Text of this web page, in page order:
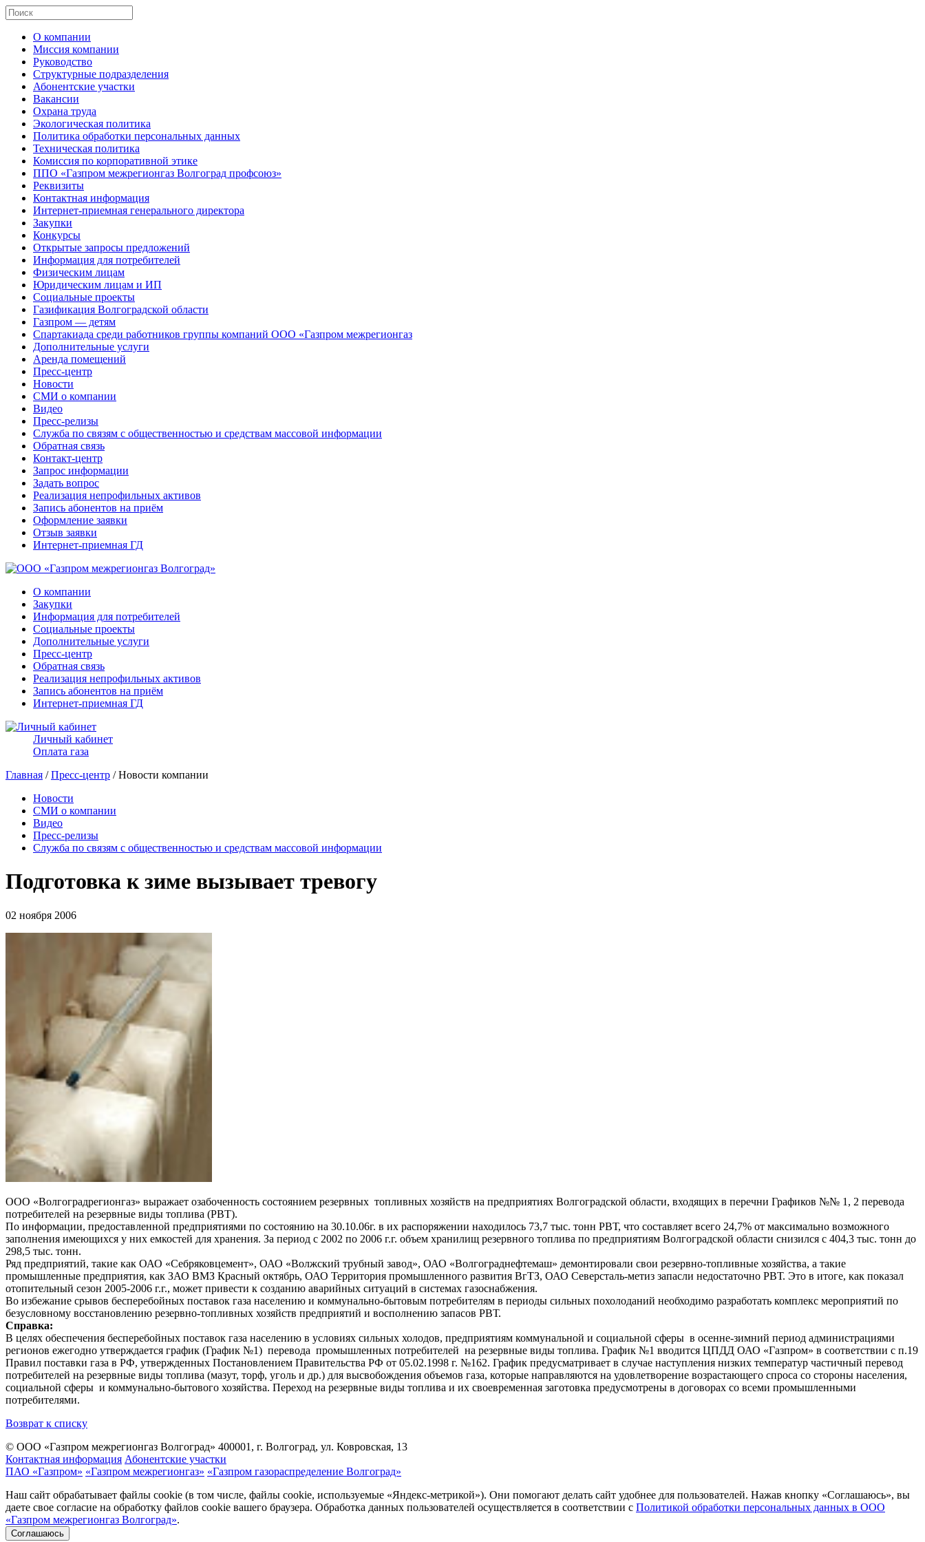
О компании
Миссия компании
Руководство
Структурные подразделения
Абонентские участки
Вакансии
Охрана труда
Экологическая политика
Политика обработки персональных данных
Техническая политика
Комиссия по корпоративной этике
ППО «Газпром межрегионгаз Волгоград профсоюз»
Реквизиты
Контактная информация
Интернет-приемная генерального директора
Закупки
Конкурсы
Открытые запросы предложений
Информация для потребителей
Физическим лицам
Юридическим лицам и ИП
Социальные проекты
Газификация Волгоградской области
Газпром — детям
Спартакиада среди работников группы компаний ООО «Газпром межрегионгаз
Дополнительные услуги
Аренда помещений
Пресс-центр
Новости
СМИ о компании
Видео
Пресс-релизы
Служба по связям с общественностью и средствам массовой информации
Обратная связь
Контакт-центр
Запрос информации
Задать вопрос
Реализация непрофильных активов
Запись абонентов на приём
Оформление заявки
Отзыв заявки
Интернет-приемная ГД
О компании
Закупки
Информация для потребителей
Социальные проекты
Дополнительные услуги
Пресс-центр
Обратная связь
Реализация непрофильных активов
Запись абонентов на приём
Интернет-приемная ГД
Личный кабинет
Оплата газа
Главная /Пресс-центр / Новости компании
Новости
СМИ о компании
Видео
Пресс-релизы
Служба по связям с общественностью и средствам массовой информации
Подготовка к зиме вызывает тревогу
02 ноября 2006
ООО «Волгоградрегионгаз» выражает озабоченность состоянием резервных топливных хозяйств на предприятиях Волгоградской области, входящих в перечни Графиков №№ 1, 2 перевода
потребителей на резервные виды топлива (РВТ).
По информации, предоставленной предприятиями по состоянию на 30.10.06г. в их распоряжении находилось 73,7 тыс. тонн РВТ, что составляет всего 24,7% от максимально возможного
заполнения имеющихся у них емкостей для хранения. За период с 2002 по 2006 г.г. объем хранилищ резервного топлива по предприятиям Волгоградской области снизился с 404,3 тыс. тонн до
298,5 тыс. тонн.
Ряд предприятий, такие как ОАО «Себряковцемент», ОАО «Волжский трубный завод», ОАО «Волгограднефтемаш» демонтировали свои резервно-топливные хозяйства, а такие
промышленные предприятия, как ЗАО ВМЗ Красный октябрь, ОАО Территория промышленного развития ВгТЗ, ОАО Северсталь-метиз запасли недостаточно РВТ. Это в итоге, как показал
отопительный сезон 2005-2006 г.г., может привести к созданию аварийных ситуаций в системах газоснабжения.
Во избежание срывов бесперебойных поставок газа населению и коммунально-бытовым потребителям в периоды сильных похолоданий необходимо разработать комплекс мероприятий по
безусловному восстановлению резервно-топливных хозяйств предприятий и восполнению запасов РВТ.
Справка:
В целях обеспечения бесперебойных поставок газа населению в условиях сильных холодов, предприятиям коммунальной и социальной сферы в осенне-зимний период администрациями
регионов ежегодно утверждается график (График №1) перевода промышленных потребителей на резервные виды топлива. График №1 вводится ЦПДД ОАО «Газпром» в соответствии с п.19
Правил поставки газа в РФ, утвержденных Постановлением Правительства РФ от 05.02.1998 г. №162. График предусматривает в случае наступления низких температур частичный перевод
потребителей на резервные виды топлива (мазут, торф, уголь и др.) для высвобождения объемов газа, которые направляются на удовлетворение возрастающего спроса со стороны населения,
социальной сферы и коммунально-бытового хозяйства. Переход на резервные виды топлива и их своевременная заготовка предусмотрены в договорах со всеми промышленными
потребителями.
Возврат к списку
© ООО «Газпром межрегионгаз Волгоград» 400001, г. Волгоград, ул. Ковровская, 13
Контактная информация Абонентские участки
ПАО «Газпром» «Газпром межрегионгаз» «Газпром газораспределение Волгоград»
Наш сайт обрабатывает файлы cookie (в том числе, файлы cookie, используемые «Яндекс-метрикой»). Они помогают делать сайт удобнее для пользователей. Нажав кнопку «Соглашаюсь», вы
даете свое согласие на обработку файлов cookie вашего браузера. Обработка данных пользователей осуществляется в соответствии с Политикой обработки персональных данных в ООО
«Газпром межрегионгаз Волгоград».
Соглашаюсь